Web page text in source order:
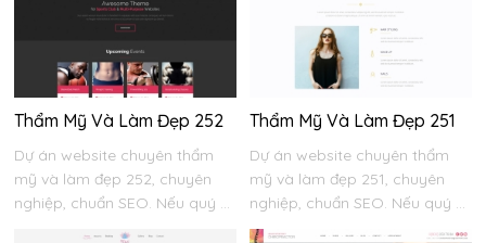
Thẩm Mỹ Và Làm Đẹp 252
Dự án website chuyên thẩm
mỹ và làm đẹp 252, chuyên
nghiệp, chuẩn SEO. Nếu quý ...
Thẩm Mỹ Và Làm Đẹp 251
Dự án website chuyên thẩm
mỹ và làm đẹp 251, chuyên
nghiệp, chuẩn SEO. Nếu quý ...